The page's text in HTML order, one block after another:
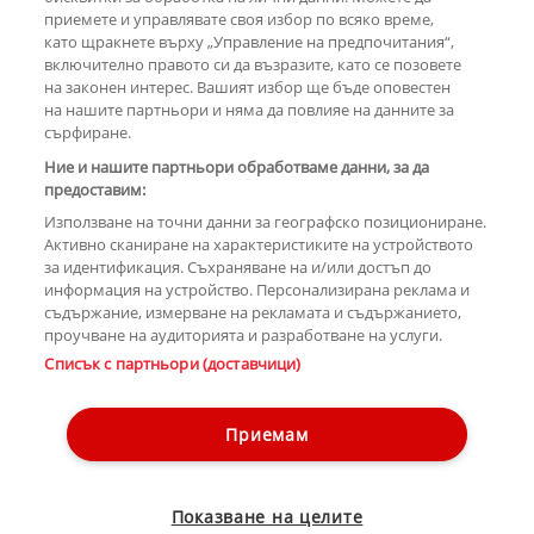
КОМЕНТАРИ
Copyright © 2007-2026 Hotnews.bg. Всички права запазени.
Контакти Общи условия
Етични правила на НСС
Лични данни
Управление на предпочитания
приемете и управлявате своя избор по всяко време,
като щракнете върху „Управление на предпочитания“,
включително правото си да възразите, като се позовете
на законен интерес. Вашият избор ще бъде оповестен
на нашите партньори и няма да повлияе на данните за
сърфиране.
Ние и нашите партньори обработваме данни, за да
предоставим:
Използване на точни данни за географско позициониране.
Активно сканиране на характеристиките на устройството
за идентификация. Съхраняване на и/или достъп до
информация на устройство. Персонализирана реклама и
съдържание, измерване на рекламата и съдържанието,
проучване на аудиторията и разработване на услуги.
Списък с партньори (доставчици)
Приемам
Показване на целите